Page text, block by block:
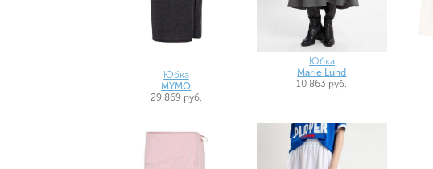
Юбка
MYMO
29 869 руб.
Юбка
Marie Lund
10 863 руб.